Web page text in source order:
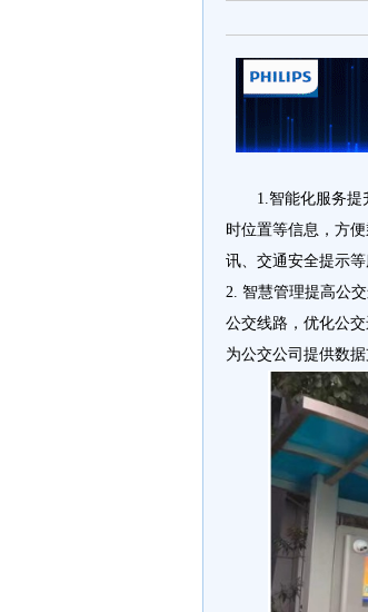
1.智能化服务
时位置等信息，方
讯、交通安全提示
2. 智慧管理提高公
公交线路，优化公
为公交公司提供数